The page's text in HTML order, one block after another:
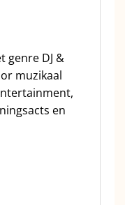
genre DJ &
muzikaal
en